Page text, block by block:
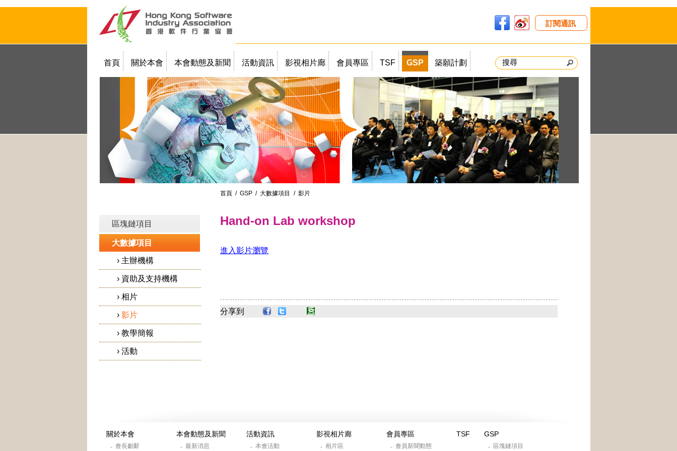
訂閱通訊
首頁 關於本會 本會動態及新聞 活動資訊 影視相片廊 會員專區 TSF GSP 築願計劃
教學簡報
首頁/ GSP/ 大數據項目 / 影片
區塊鏈項目
大數據項目
› 主辦機構
› 資助及支持機構
› 相片
› 影片
› 教學簡報
› 活動
Hand-on Lab workshop
進入影片瀏覽
分享到
關於本會
- 會長獻辭
本會動態及新聞
- 最新消息
活動資訊
- 本會活動
影視相片廊
- 相片區
會員專區
- 會員新聞動態
TSF GSP
- 區塊鏈項目